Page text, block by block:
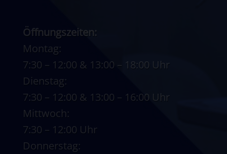
Öffnungszeiten:
Montag:
7:30 – 12:00 & 13:00 – 18:00 Uhr
Dienstag:
7:30 – 12:00 & 13:00 – 16:00 Uhr
Mittwoch:
7:30 – 12:00 Uhr
Donnerstag: